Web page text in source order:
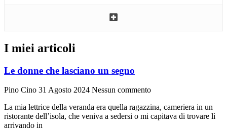
I miei articoli
Le donne che lasciano un segno
Pino Cino 31 Agosto 2024 Nessun commento
La mia lettrice della veranda era quella ragazzina, cameriera in un
ristorante dell’isola, che veniva a sedersi o mi capitava di trovare lì
arrivando in